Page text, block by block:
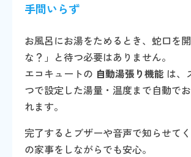
手間いらず
お風呂にお湯をためるとき、蛇口を
な？」と待つ必要はありません。
エコキュートの 自動湯張り機能 は、
つで設定した湯量・温度まで自動で
れます。
完了するとブザーや音声で知らせて
の家事をしながらでも安心。